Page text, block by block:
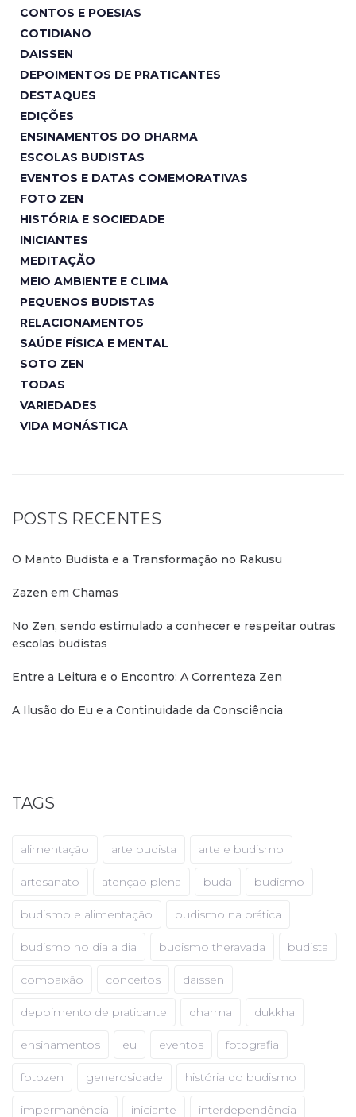
CONTOS E POESIAS
COTIDIANO
DAISSEN
DEPOIMENTOS DE PRATICANTES
DESTAQUES
EDIÇÕES
ENSINAMENTOS DO DHARMA
ESCOLAS BUDISTAS
EVENTOS E DATAS COMEMORATIVAS
FOTO ZEN
HISTÓRIA E SOCIEDADE
INICIANTES
MEDITAÇÃO
MEIO AMBIENTE E CLIMA
PEQUENOS BUDISTAS
RELACIONAMENTOS
SAÚDE FÍSICA E MENTAL
SOTO ZEN
TODAS
VARIEDADES
VIDA MONÁSTICA
POSTS RECENTES
O Manto Budista e a Transformação no Rakusu
Zazen em Chamas
No Zen, sendo estimulado a conhecer e respeitar outras
escolas budistas
Entre a Leitura e o Encontro: A Correnteza Zen
A Ilusão do Eu e a Continuidade da Consciência
TAGS
alimentação arte budista arte e budismo
artesanato atenção plena buda budismo
budismo e alimentação budismo na prática
budismo no dia a dia budismo theravada budista
compaixão conceitos daissen
depoimento de praticante dharma dukkha
ensinamentos eu eventos fotografia
fotozen generosidade história do budismo
impermanência iniciante interdependência